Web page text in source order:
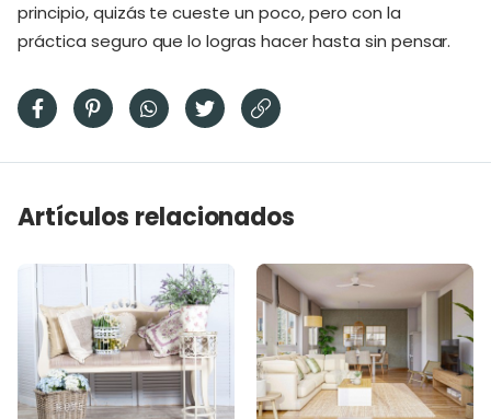
principio, quizás te cueste un poco, pero con la
práctica seguro que lo logras hacer hasta sin pensar.
Artículos relacionados